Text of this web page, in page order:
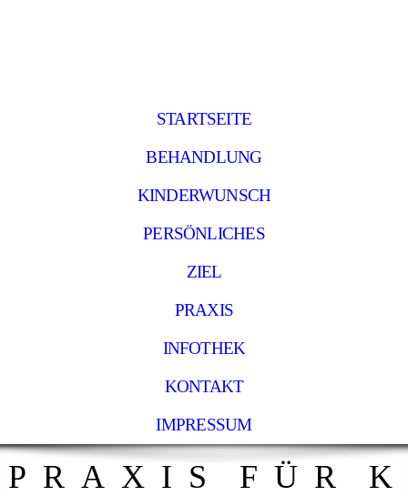
STARTSEITE
BEHANDLUNG
KINDERWUNSCH
PERSÖNLICHES
ZIEL
PRAXIS
INFOTHEK
KONTAKT
IMPRESSUM
P R A X I S F Ü R K